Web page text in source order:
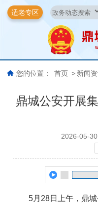
适老专区
您的位置： 首页 > 新闻
鼎城公安开展
2026-05-
5月28日上午，鼎